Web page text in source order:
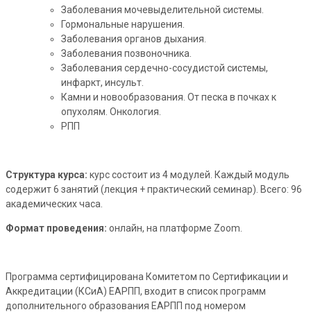
Заболевания мочевыделительной системы.
Гормональные нарушения.
Заболевания органов дыхания.
Заболевания позвоночника.
Заболевания сердечно-сосудистой системы,
инфаркт, инсульт.
Камни и новообразования. От песка в почках к
опухолям. Онкология.
РПП
Структура курса: курс состоит из 4 модулей. Каждый модуль
содержит 6 занятий (лекция + практический семинар). Всего: 96
академических часа.
Формат проведения: онлайн, на платформе Zoom.
Программа сертифицирована Комитетом по Сертификации и
Аккредитации (КСиА) ЕАРПП, входит в список программ
дополнительного образования ЕАРПП под номером